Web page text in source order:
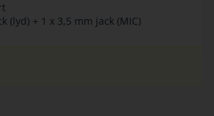
(lyd) + 1 x 3,5 mm jack (MIC)